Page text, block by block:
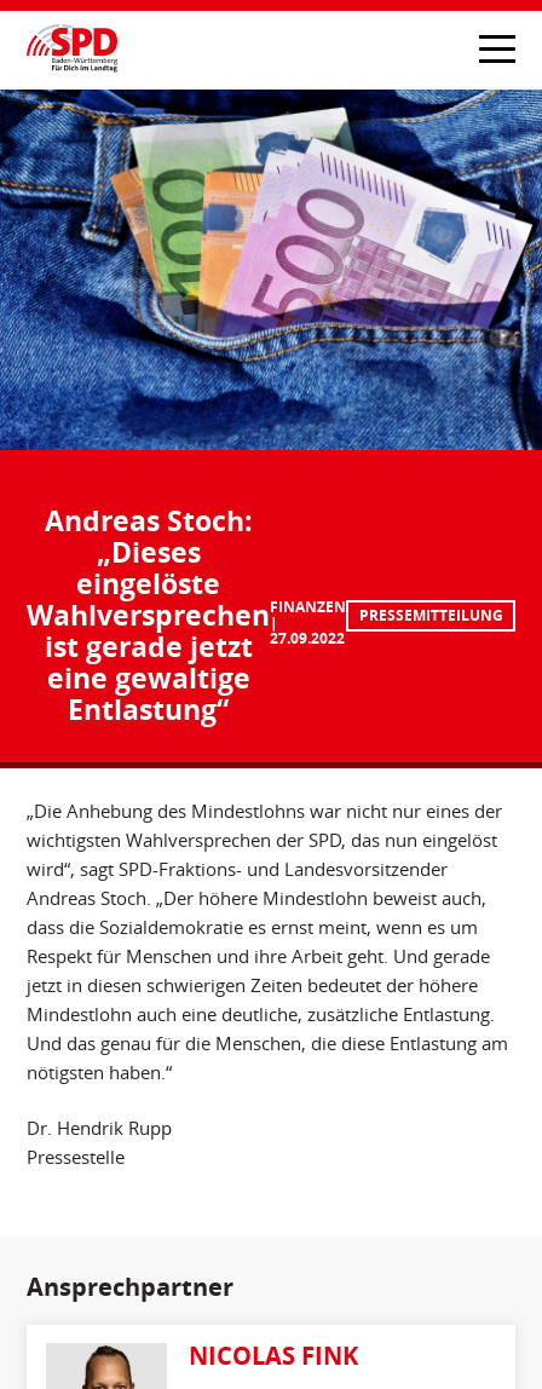
Andreas Stoch:
„Dieses
eingelöste
Wahlversprechen
ist gerade jetzt
eine gewaltige
Entlastung“
FINANZEN
27.09.2022
PRESSEMITTEILUNG
„Die Anhebung des Mindestlohns war nicht nur eines der
wichtigsten Wahlversprechen der SPD, das nun eingelöst
wird“, sagt SPD-Fraktions- und Landesvorsitzender
Andreas Stoch. „Der höhere Mindestlohn beweist auch,
dass die Sozialdemokratie es ernst meint, wenn es um
Respekt für Menschen und ihre Arbeit geht. Und gerade
jetzt in diesen schwierigen Zeiten bedeutet der höhere
Mindestlohn auch eine deutliche, zusätzliche Entlastung.
Und das genau für die Menschen, die diese Entlastung am
nötigsten haben.“
Dr. Hendrik Rupp
Pressestelle
Ansprechpartner
NICOLAS FINK